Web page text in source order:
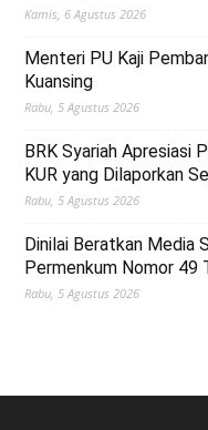
Kamis, 6 Agustus 2026
Menteri PU Kaji
Kuansing
Rabu, 5 Agustus 2026
BRK Syariah Apresiasi
KUR yang Dilaporkan
Rabu, 5 Agustus 2026
Dinilai Beratkan Media
Permenkum Nomor 49
Rabu, 5 Agustus 2026